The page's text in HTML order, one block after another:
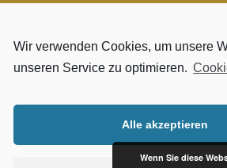
Wir verwenden Cookies, um unsere
unseren Service zu optimieren.
Alle akzeptieren
Und wem Artikel und Seite
gerne mit einer Spende eines
Betrages für unsere
Wenn Sie diese